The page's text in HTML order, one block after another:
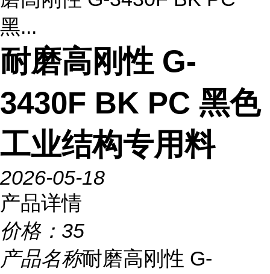
黑...
耐磨高刚性 G-
3430F BK PC 黑色
工业结构专用料
2026-05-18
产品详情
价格： 35
产品名称耐磨高刚性 G-